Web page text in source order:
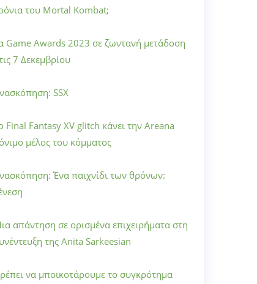
του Mortal Kombat;
Game Awards 2023 σε ζωντανή μετάδοση
7 Δεκεμβρίου
SSX
Final Fantasy XV glitch κάνει την Areana
μέλος του κόμματος
Ένα παιχνίδι των θρόνων:
απάντηση σε ορισμένα επιχειρήματα στη
της Anita Sarkeesian
να μποϊκοτάρουμε το συγκρότημα